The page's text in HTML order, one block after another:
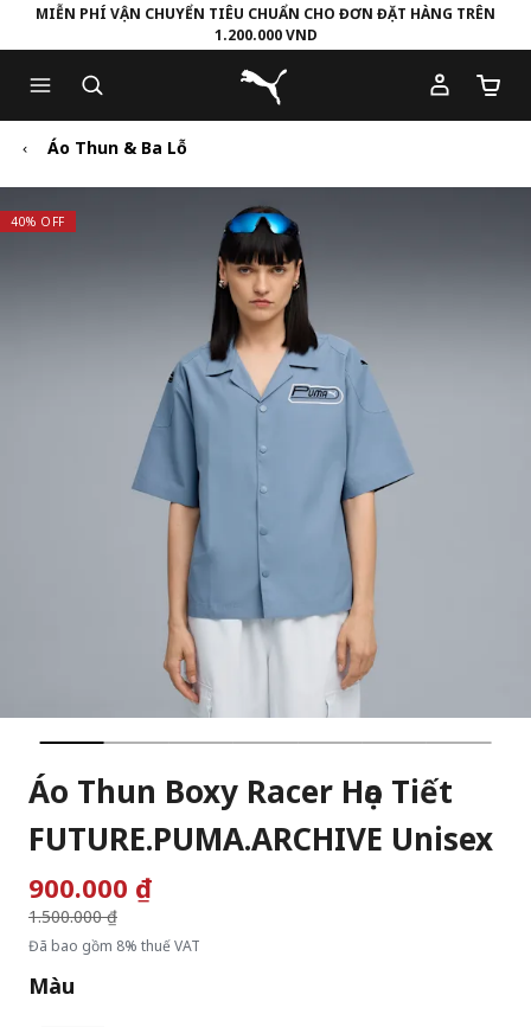
to
Main
content
to
Footer
Content
MIỄN PHÍ VẬN CHUYỂN TIÊU CHUẨN CHO ĐƠN ĐẶT HÀNG TRÊN
1.200.000 VND
Puma Trang chủ
Số
Áo Thun & Ba Lỗ
40% OFF
Áo Thun Boxy Racer Họa Tiết
FUTURE.PUMA.ARCHIVE Unisex
900.000 ₫Giá giảm từ
1.500.000 ₫
đến
Đã bao gồm 8% thuế VAT
Màu